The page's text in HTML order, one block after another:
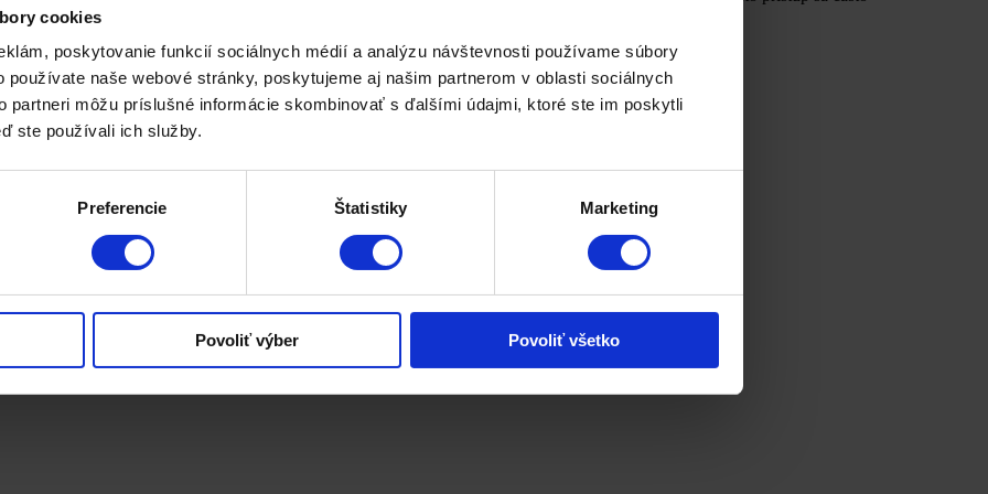
cookies
poskytovanie funkcií sociálnych médií a analýzu návštevnosti používame súbory
používate naše webové stránky, poskytujeme aj našim partnerom v oblasti sociálnych
partneri môžu príslušné informácie skombinovať s ďalšími údajmi, ktoré ste im poskytli
ste používali ich služby.
Preferencie Štatistiky Marketing
Povoliť výber Povoliť všetko
budovanie zákazníckej lojality a získavanie nových zákazníkov.